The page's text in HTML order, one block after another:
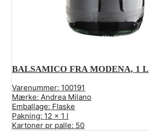
BALSAMICO FRA MODENA, 1 L
Varenummer: 100191
Mærke: Andrea Milano
Emballage: Flaske
Pakning: 12 x 1 l
Kartoner pr palle: 50